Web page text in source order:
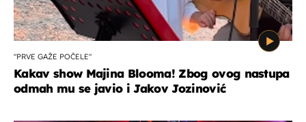
"PRVE GAŽE POČELE"
Kakav show Majina Blooma! Zbog ovog nastupa
odmah mu se javio i Jakov Jozinović